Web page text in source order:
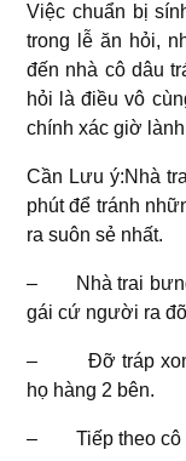
Việc chuẩn bị
trong lễ ăn hỏi,
đến nhà cô dâu
hỏi là điều vô
chính xác giờ
Cần Lưu ý:Nhà
phút để tránh
ra suôn sẻ nhất.
– Nhà trai bưng
gái cứ người ra
– Đỡ tráp xong,
họ hàng 2 bên.
– Tiếp theo cô